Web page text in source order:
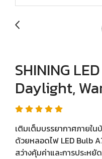
SHINING
Daylight,
เติมเต็มบรรยากาศภายใ
ด้วยหลอดไฟ LED Bulb
สว่างคุ้มค่าและการประห